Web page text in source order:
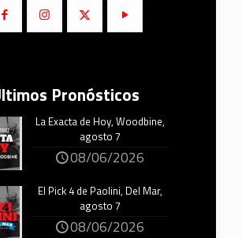
Pronósticos
La Exacta de Hoy, Woodbine,
agosto 7
08/06/2026
El Pick 4 de Paolini, Del Mar,
agosto 7
08/06/2026